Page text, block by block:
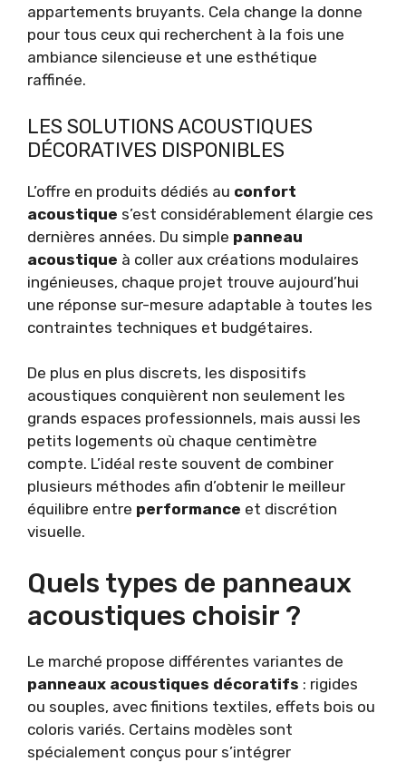
appartements bruyants. Cela change la donne
pour tous ceux qui recherchent à la fois une
ambiance silencieuse et une esthétique
raffinée.
LES SOLUTIONS ACOUSTIQUES
DÉCORATIVES DISPONIBLES
L’offre en produits dédiés au confort
acoustique s’est considérablement élargie ces
dernières années. Du simple panneau
acoustique à coller aux créations modulaires
ingénieuses, chaque projet trouve aujourd’hui
une réponse sur-mesure adaptable à toutes les
contraintes techniques et budgétaires.
De plus en plus discrets, les dispositifs
acoustiques conquièrent non seulement les
grands espaces professionnels, mais aussi les
petits logements où chaque centimètre
compte. L’idéal reste souvent de combiner
plusieurs méthodes afin d’obtenir le meilleur
équilibre entre performance et discrétion
visuelle.
Quels types de panneaux
acoustiques choisir ?
Le marché propose différentes variantes de
panneaux acoustiques décoratifs : rigides
ou souples, avec finitions textiles, effets bois ou
coloris variés. Certains modèles sont
spécialement conçus pour s’intégrer